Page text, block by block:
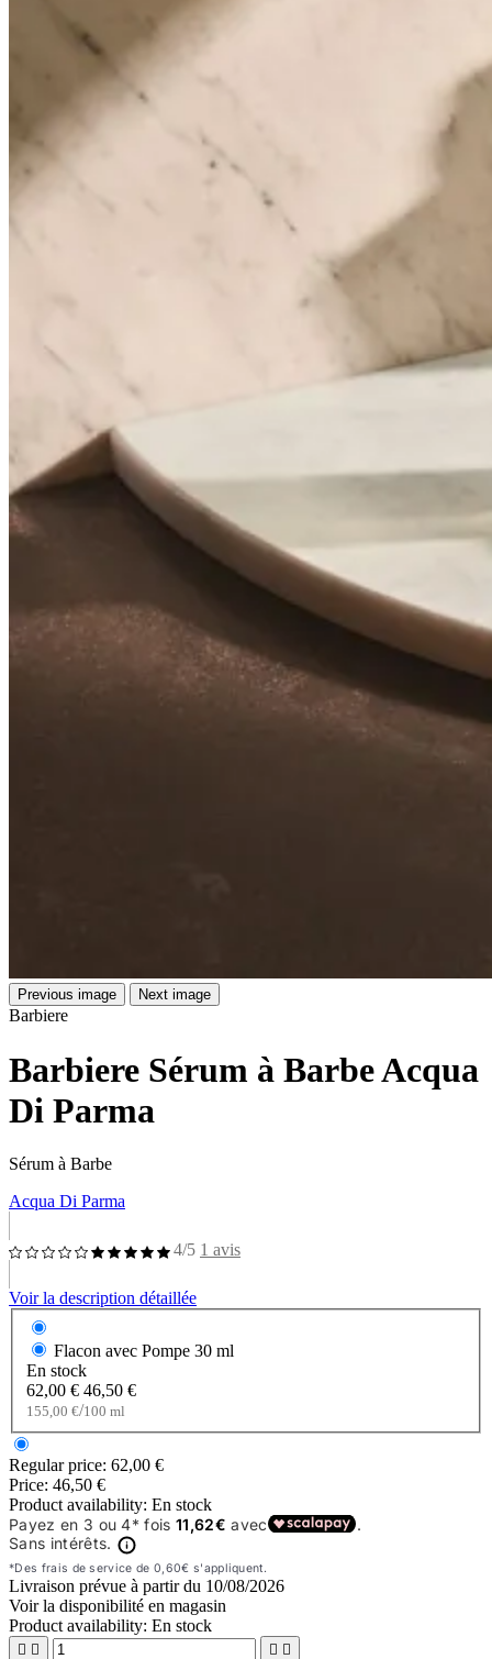
Previous image Next image
Barbiere
Barbiere Sérum à Barbe Acqua
Di Parma
Sérum à Barbe
Acqua Di Parma
4/5 1 avis
Voir la description détaillée
Flacon avec Pompe 30 ml
En stock
62,00 € 46,50 €
155,00 €/100 ml
Regular price: 62,00 €
Price: 46,50 €
Product availability: En stock
Livraison prévue à partir du 10/08/2026
Voir la disponibilité en magasin
Product availability: En stock
   